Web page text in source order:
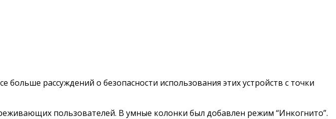
рассуждений о безопасности использования этих устройств с точки
пользователей. В умные колонки был добавлен режим “Инкогнито”.